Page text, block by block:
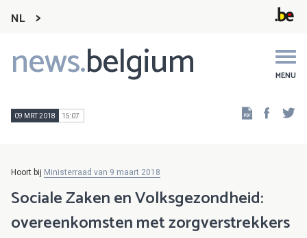
NL
news.belgium MENU
Main
navigation
09 MRT 2018 15:07
Hoort bij Ministerraad van 9 maart 2018
Sociale Zaken en Volksgezondheid:
overeenkomsten met zorgverstrekkers